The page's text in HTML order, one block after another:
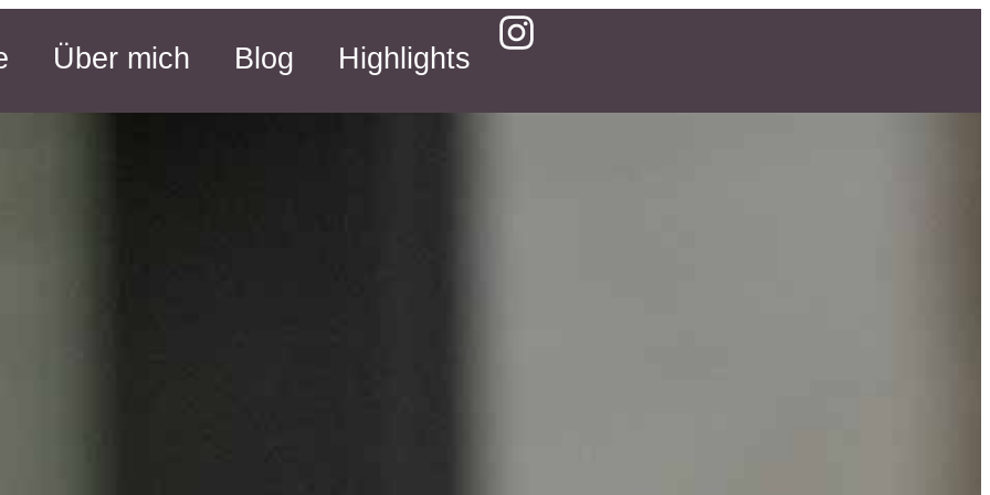
Über mich Blog Highlights